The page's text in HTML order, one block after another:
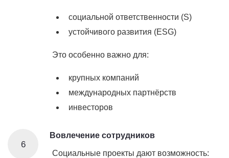
социальной ответственности (S)
устойчивого развития (ESG)
Это особенно важно для:
крупных компаний
международных партнёрств
инвесторов
6
Вовлечение сотрудников
Социальные проекты дают возможность: